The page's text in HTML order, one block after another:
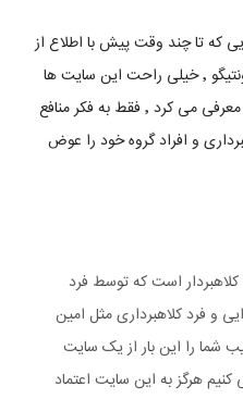
که تا چند وقت پیش با اطلاع از
کلاهبردار بودن سایت های فرشید مونتیگو ٬ خیلی راحت این سایت ها
را به عنوان مکان مطمئن شرط بندی معرفی می کرد ٬ فقط به فکر منافع
و افراد گروه خود را عوض
است که توسط فرد
و فرد کلاهبرداری مثل امین
شما را این بار از یک سایت
هرگز به این سایت اعتماد